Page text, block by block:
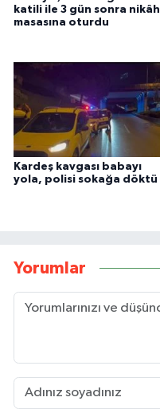
katili ile 3 gün sonra nikâh
masasına oturdu
Kardeş kavgası babayı
yola, polisi sokağa döktü
Yorumlar